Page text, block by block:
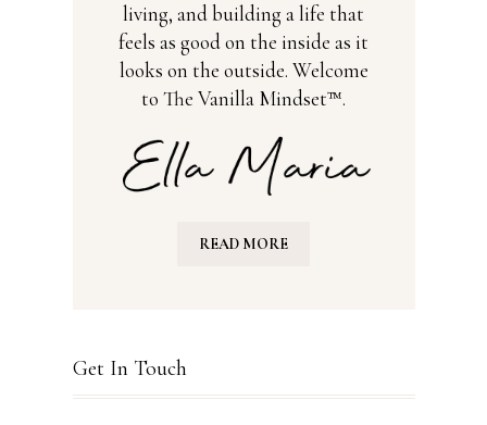
living, and building a life that
feels as good on the inside as it
looks on the outside. Welcome
to The Vanilla Mindset™.
READ MORE
Get In Touch